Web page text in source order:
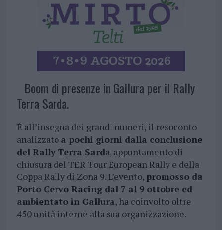
Boom di presenze in Gallura per il Rally
Terra Sarda.
É all’insegna dei grandi numeri, il resoconto
analizzato a pochi giorni dalla conclusione
del Rally Terra Sarda, appuntamento di
chiusura del TER Tour European Rally e della
Coppa Rally di Zona 9. L’evento, promosso da
Porto Cervo Racing dal 7 al 9 ottobre ed
ambientato in Gallura, ha coinvolto oltre
450 unità interne alla sua organizzazione.